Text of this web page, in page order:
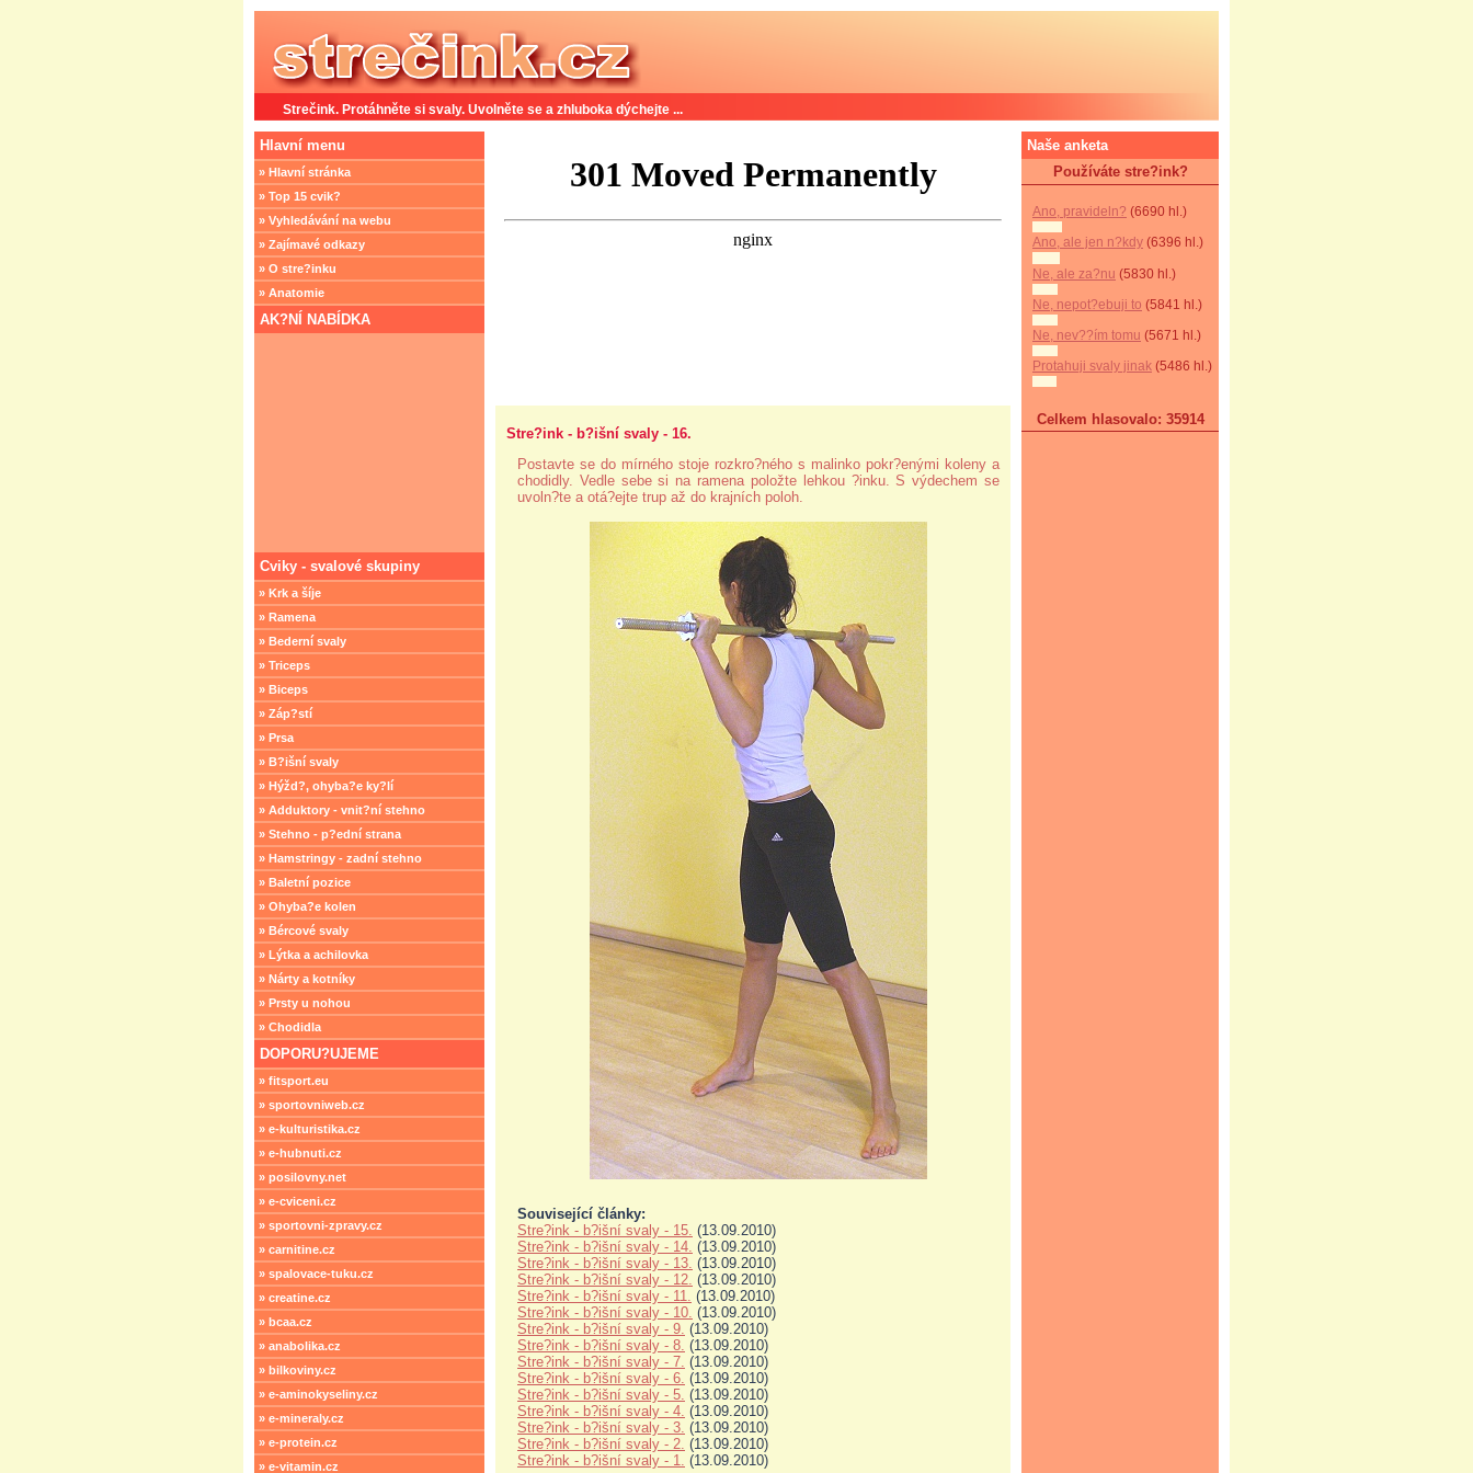
Strečink. Protáhněte si svaly. Uvolněte se a zhluboka dýchejte ...
Hlavní menu
» Hlavní stránka
» Top 15 cvik?
» Vyhledávání na webu
» Zajímavé odkazy
» O stre?inku
» Anatomie
AK?NÍ NABÍDKA
Cviky - svalové skupiny
» Krk a šíje
» Ramena
» Bederní svaly
» Triceps
» Biceps
» Záp?stí
» Prsa
» B?išní svaly
» Hýžd?, ohyba?e ky?lí
» Adduktory - vnit?ní stehno
» Stehno - p?ední strana
» Hamstringy - zadní stehno
» Baletní pozice
» Ohyba?e kolen
» Bércové svaly
» Lýtka a achilovka
» Nárty a kotníky
» Prsty u nohou
» Chodidla
DOPORU?UJEME
» fitsport.eu
» sportovniweb.cz
» e-kulturistika.cz
» e-hubnuti.cz
» posilovny.net
» e-cviceni.cz
» sportovni-zpravy.cz
» carnitine.cz
» spalovace-tuku.cz
» creatine.cz
» bcaa.cz
» anabolika.cz
» bilkoviny.cz
» e-aminokyseliny.cz
» e-mineraly.cz
» e-protein.cz
» e-vitamin.cz
Stre?ink - b?išní svaly - 16.
Postavte se do mírného stoje rozkro?ného s malinko pokr?enými koleny a
chodidly. Vedle sebe si na ramena položte lehkou ?inku. S výdechem se
uvoln?te a otá?ejte trup až do krajních poloh.
Související články:
Stre?ink - b?išní svaly - 15. (13.09.2010)
Stre?ink - b?išní svaly - 14. (13.09.2010)
Stre?ink - b?išní svaly - 13. (13.09.2010)
Stre?ink - b?išní svaly - 12. (13.09.2010)
Stre?ink - b?išní svaly - 11. (13.09.2010)
Stre?ink - b?išní svaly - 10. (13.09.2010)
Stre?ink - b?išní svaly - 9. (13.09.2010)
Stre?ink - b?išní svaly - 8. (13.09.2010)
Stre?ink - b?išní svaly - 7. (13.09.2010)
Stre?ink - b?išní svaly - 6. (13.09.2010)
Stre?ink - b?išní svaly - 5. (13.09.2010)
Stre?ink - b?išní svaly - 4. (13.09.2010)
Stre?ink - b?išní svaly - 3. (13.09.2010)
Stre?ink - b?išní svaly - 2. (13.09.2010)
Stre?ink - b?išní svaly - 1. (13.09.2010)
Naše anketa
Používáte stre?ink?
Ano, pravideln? (6690 hl.)
Ano, ale jen n?kdy (6396 hl.)
Ne, ale za?nu (5830 hl.)
Ne, nepot?ebuji to (5841 hl.)
Ne, nev??ím tomu (5671 hl.)
Protahuji svaly jinak (5486 hl.)
Celkem hlasovalo: 35914